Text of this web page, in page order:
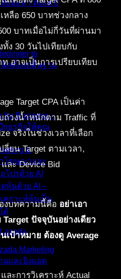
บมือทำ ตั้งแต่ 0
to
นิคตั้งแต่พื้นฐาน
for Business –
กธุรกิจให้คุณ
&
ำโฆษณาและ
โปรด้วย AI
หุ้นด้วย AI –
คราะห์หุ้นเป็น
ด้
Marketing
นและยิงแอด
ลือ 650 บาทช่วงกลาง
บาทเมื่อไม่กี่วันที่ผ่านมา
ทั้ง 30 วันไปเทียบกับ
อาจเป็นการเปรียบเทียบ
Target CPA เป็นค่า
ถ่วงน้ำหนักตาม Traffic ที่
จริงในช่วงเวลาที่เลือก
ยน Target ตามเวลา,
ละ Device Bid
งบทความนี้คือ อย่าเอา
ปัจจุบันอย่างเดียว
เป้าหมาย ต้องดู Average